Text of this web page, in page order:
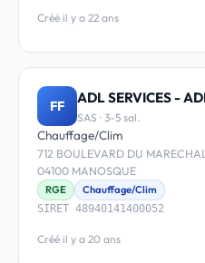
Créé il y a 22 ans
FF ADL SERVICES -
SAS · 3-5 sal.
Chauffage/Clim
712 BOULEVARD DU
04100 MANOSQUE
RGE
Chauffage/Clim
SIRET 48940141400052
Créé il y a 20 ans